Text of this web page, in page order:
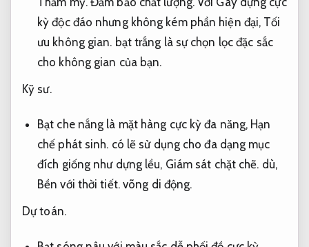
kỳ độc đáo nhưng không kém phần hiện đại, Tối
ưu không gian. bạt trắng là sự chọn lọc đặc sắc
cho không gian của bạn.
Kỹ sư.
Bạt che nắng là mặt hàng cực kỳ đa năng, Hạn
chế phát sinh. có lẽ sử dụng cho đa dạng mục
đích giống như dựng lều, Giám sát chặt chẽ. dù,
Bền với thời tiết.võng di động.
Dự toán.